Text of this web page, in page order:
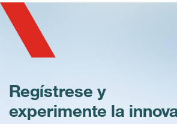
Regístrese y
experimente la